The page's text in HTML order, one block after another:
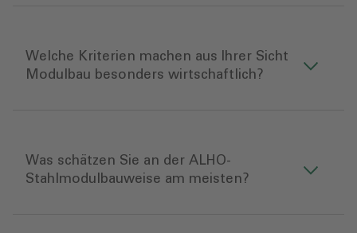
Welche Kriterien machen aus Ihrer Sicht
Modulbau besonders wirtschaftlich?
Was schätzen Sie an der ALHO-
Stahlmodulbauweise am meisten?